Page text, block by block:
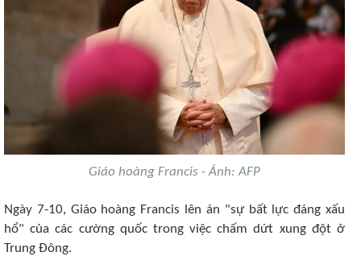
Giáo hoàng Francis - Ảnh: AFP
Ngày 7-10, Giáo hoàng Francis lên án "sự bất lực đáng xấu
hổ" của các cường quốc trong việc chấm dứt xung đột ở
Trung Đông.